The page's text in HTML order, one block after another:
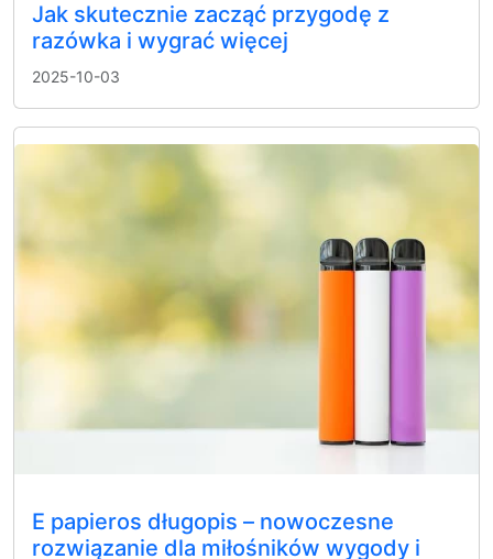
Jak skutecznie zacząć przygodę z
razówka i wygrać więcej
2025-10-03
E papieros długopis – nowoczesne
rozwiązanie dla miłośników wygody i